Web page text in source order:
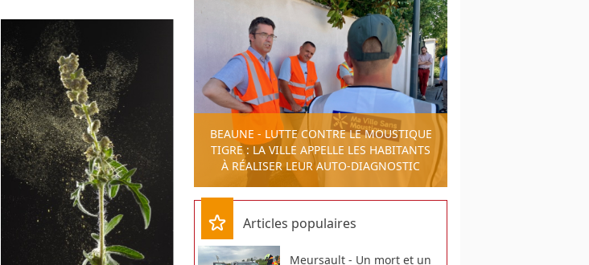
BEAUNE - LUTTE CONTRE LE MOUSTIQUE
TIGRE : LA VILLE APPELLE LES HABITANTS
À RÉALISER LEUR AUTO-DIAGNOSTIC
Articles populaires
Meursault - Un mort et un